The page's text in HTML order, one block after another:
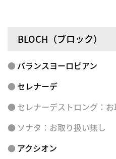
BLOCH（ブロック）
バランスヨーロピアン
セレナーデ
セレナーデストロング ：
ソナタ ：お取り扱い無し
アクシオン